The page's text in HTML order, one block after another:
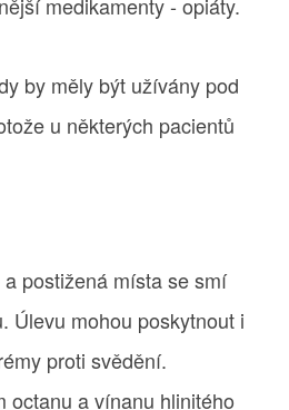
by měly být užívány pod
u některých pacientů
postižená místa se smí
Úlevu mohou poskytnout i
proti svědění.
octanu a vínanu hlinitého